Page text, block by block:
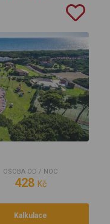
OSOBA OD / NOC
428 Kč
Kalkulace